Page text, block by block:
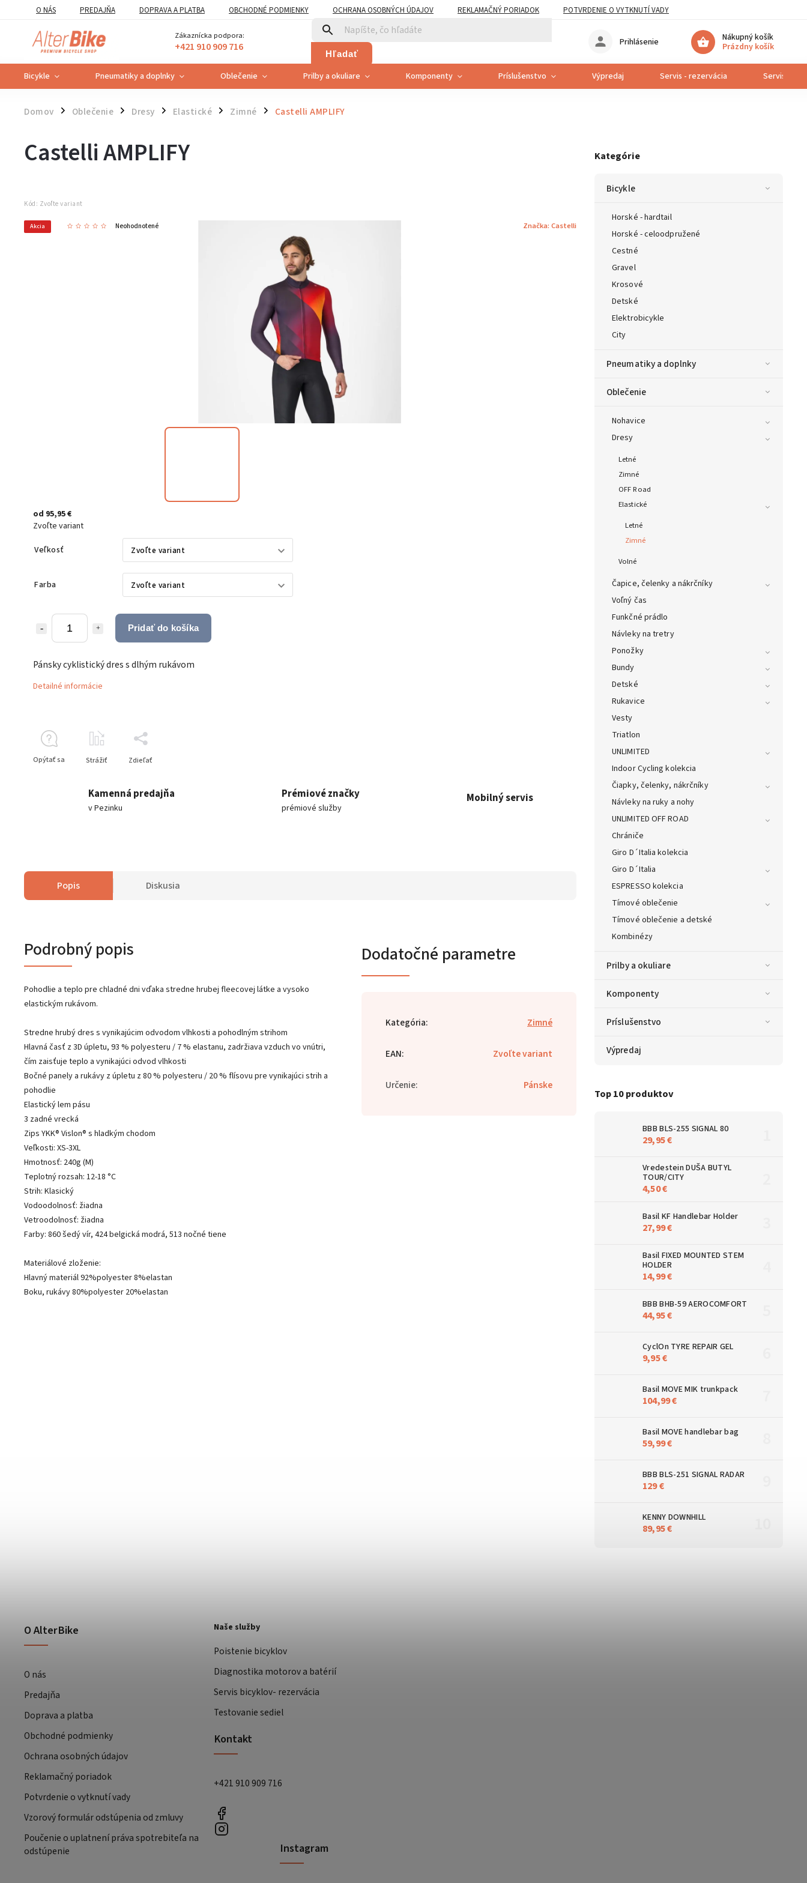
O NÁS PREDAJŇA DOPRAVA A PLATBA OBCHODNÉ PODMIENKY OCHRANA OSOBNÝCH ÚDAJOV REKLAMAČNÝ PORIADOK
POTVRDENIE O VYTKNUTÍ VADY
POUČENIE O UPLATNENÍ PRÁVA SPOTREBITEĽA NA ODSTÚPENIE
Zákaznícka podpora:
+421 910 909 716 Hľadať
Nákupný košík
Prázdny košík
Prihlásenie
Bicykle Pneumatiky a doplnky Oblečenie Prilby a okuliare Komponenty Príslušenstvo Výpredaj Servis - rezervácia Servis
Domov / Oblečenie / Dresy / Elastické / Zimné / Castelli AMPLIFY
Kategórie
Bicykle
Horské - hardtail
Horské - celoodpružené
Cestné
Gravel
Krosové
Detské
Elektrobicykle
City
Pneumatiky a doplnky
Oblečenie
Nohavice
Dresy
Letné
Zimné
OFF Road
Elastické
Letné
Zimné
Volné
Čapice, čelenky a nákrčníky
Voľný čas
Funkčné prádlo
Návleky na tretry
Ponožky
Bundy
Detské
Rukavice
Vesty
Triatlon
UNLIMITED
Indoor Cycling kolekcia
Čiapky, čelenky, nákrčníky
Návleky na ruky a nohy
UNLIMITED OFF ROAD
Chrániče
Giro D´Italia kolekcia
Giro D´Italia
ESPRESSO kolekcia
Tímové oblečenie
Tímové oblečenie a detské
Kombinézy
Prilby a okuliare
Komponenty
Príslušenstvo
Výpredaj
Top 10 produktov
BBB BLS-255 SIGNAL 80
29,95 €
Vredestein DUŠA BUTYL
TOUR/CITY
4,50 €
Basil KF Handlebar Holder
27,99 €
Basil FIXED MOUNTED STEM
HOLDER
14,99 €
BBB BHB-59 AEROCOMFORT
44,95 €
CyclOn TYRE REPAIR GEL
9,95 €
Basil MOVE MIK trunkpack
104,99 €
Basil MOVE handlebar bag
59,99 €
BBB BLS-251 SIGNAL RADAR
129 €
KENNY DOWNHILL
89,95 €
Castelli AMPLIFY
Kód: Zvoľte variant
Akcia Neohodnotené Značka: Castelli
od 95,95 €
Zvoľte variant
Veľkosť
Farba
Pridať do košíka
Pánsky cyklistický dres s dlhým rukávom
Detailné informácie
Opýtať sa Strážiť Zdieľať
Kamenná predajňa
v Pezinku
Prémiové značky
prémiové služby
Mobilný servis
Popis Diskusia
Podrobný popis
Pohodlie a teplo pre chladné dni vďaka stredne hrubej fleecovej látke a vysoko
elastickým rukávom.
Stredne hrubý dres s vynikajúcim odvodom vlhkosti a pohodlným strihom
Hlavná časť z 3D úpletu, 93 % polyesteru / 7 % elastanu, zadržiava vzduch vo vnútri,
čím zaisťuje teplo a vynikajúci odvod vlhkosti
Bočné panely a rukávy z úpletu z 80 % polyesteru / 20 % flísovu pre vynikajúci strih a
pohodlie
Elastický lem pásu
3 zadné vrecká
Zips YKK® Vislon® s hladkým chodom
Veľkosti: XS-3XL
Hmotnosť: 240g (M)
Teplotný rozsah: 12-18 °C
Strih: Klasický
Vodoodolnosť: žiadna
Vetroodolnosť: žiadna
Farby: 860 šedý vír, 424 belgická modrá, 513 nočné tiene
Materiálové zloženie:
Hlavný materiál 92%polyester 8%elastan
Boku, rukávy 80%polyester 20%elastan
Dodatočné parametre
Kategória: Zimné
EAN: Zvoľte variant
Určenie: Pánske
O AlterBike
O nás
Predajňa
Doprava a platba
Obchodné podmienky
Ochrana osobných údajov
Reklamačný poriadok
Potvrdenie o vytknutí vady
Vzorový formulár odstúpenia od zmluvy
Poučenie o uplatnení práva spotrebiteľa na
odstúpenie
Naše služby
Poistenie bicyklov
Diagnostika motorov a batérií
Servis bicyklov- rezervácia
Testovanie sediel
Kontakt
+421 910 909 716
Instagram